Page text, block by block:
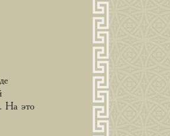
На это